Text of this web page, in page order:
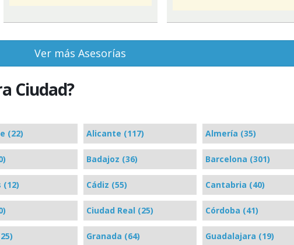
Ver más Asesorías
Ciudad?
(22) Alicante (117) Almería (35)
Badajoz (36) Barcelona (301)
(12) Cádiz (55) Cantabria (40)
Ciudad Real (25) Córdoba (41)
Granada (64) Guadalajara (19)